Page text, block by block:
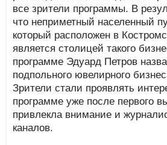
все зрители программы. В
что неприметный населенный
который расположен в
является столицей такого
программе Эдуард Петров
подпольного ювелирного
Зрители стали проявлять
программе уже после первого
привлекла внимание и
каналов.